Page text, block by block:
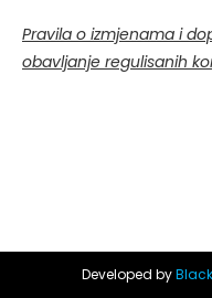
Pravila o izmjenama i
obavljanje regulisanih
Developed by